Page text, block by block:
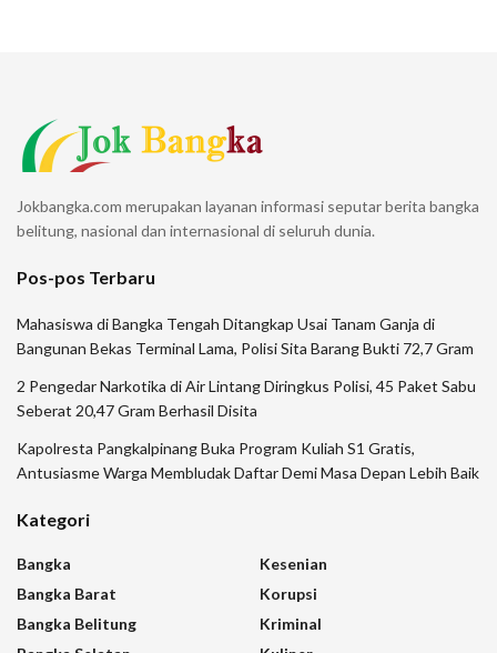
Jokbangka.com merupakan layanan informasi seputar berita bangka
belitung, nasional dan internasional di seluruh dunia.
Pos-pos Terbaru
Mahasiswa di Bangka Tengah Ditangkap Usai Tanam Ganja di
Bangunan Bekas Terminal Lama, Polisi Sita Barang Bukti 72,7 Gram
2 Pengedar Narkotika di Air Lintang Diringkus Polisi, 45 Paket Sabu
Seberat 20,47 Gram Berhasil Disita
Kapolresta Pangkalpinang Buka Program Kuliah S1 Gratis,
Antusiasme Warga Membludak Daftar Demi Masa Depan Lebih Baik
Kategori
Bangka
Bangka Barat
Bangka Belitung
Kesenian
Korupsi
Kriminal